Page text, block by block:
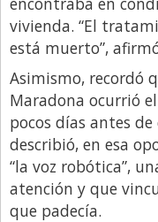
vivienda. “El
está muerto”,
Asimismo, recordó
Maradona ocurrió
pocos días antes
describió, en esa
“la voz robótica”,
atención y que
que padecía.